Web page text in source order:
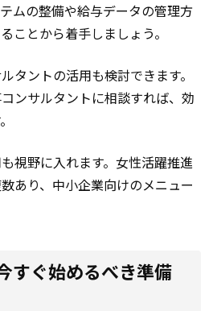
ムの整備や給与データの管理方
ことから着手しましょう。
タントの活用も検討できます。
ンサルタントに相談すれば、効
視野に入れます。女性活躍推進
あり、中小企業向けのメニュー
すぐ始めるべき準備